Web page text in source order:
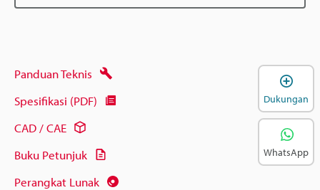
Panduan Teknis
Spesifikasi (PDF)
CAD / CAE
Buku Petunjuk
Perangkat Lunak
Dukungan
WhatsApp